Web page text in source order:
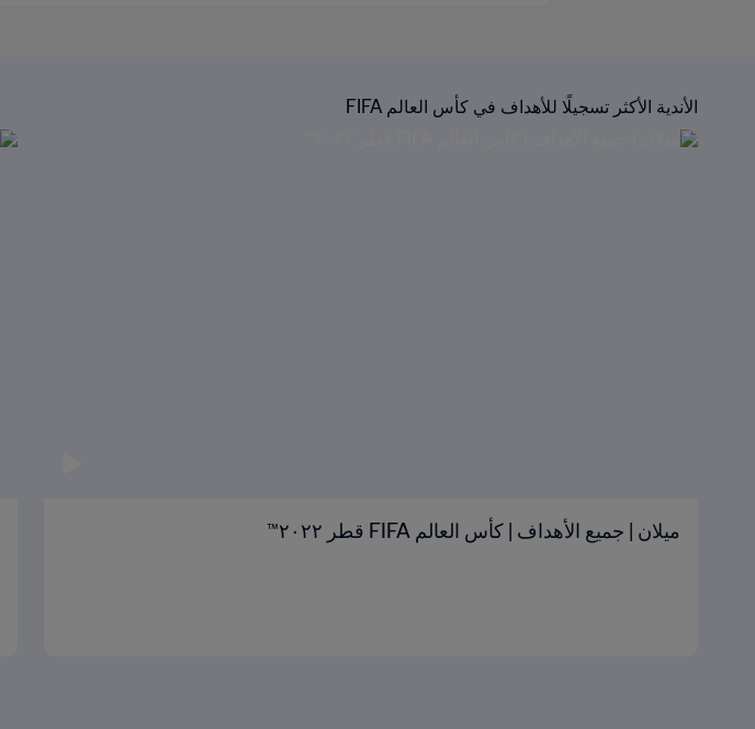
الأندية الأكثر تسجيلًا للأهداف في كأس العالم FIFA
ميلان | جميع الأهداف | كأس العالم FIFA قطر ٢٠٢٢™